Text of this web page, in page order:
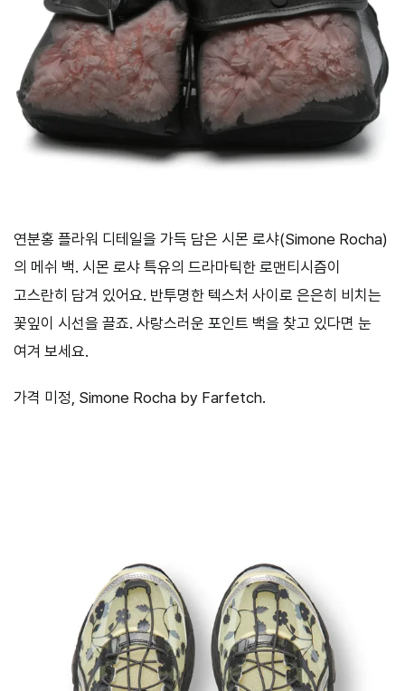
연분홍 플라워 디테일을 가득 담은 시몬 로샤(Simone Rocha)
의 메쉬 백. 시몬 로샤 특유의 드라마틱한 로맨티시즘이
고스란히 담겨 있어요. 반투명한 텍스처 사이로 은은히 비치는
꽃잎이 시선을 끌죠. 사랑스러운 포인트 백을 찾고 있다면 눈
여겨 보세요.
가격 미정, Simone Rocha by Farfetch.